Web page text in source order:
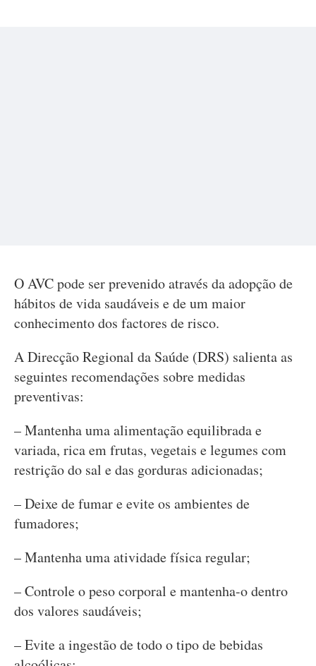
O AVC pode ser prevenido através da adopção de
hábitos de vida saudáveis e de um maior
conhecimento dos factores de risco.
A Direcção Regional da Saúde (DRS) salienta as
seguintes recomendações sobre medidas
preventivas:
– Mantenha uma alimentação equilibrada e
variada, rica em frutas, vegetais e legumes com
restrição do sal e das gorduras adicionadas;
– Deixe de fumar e evite os ambientes de
fumadores;
– Mantenha uma atividade física regular;
– Controle o peso corporal e mantenha-o dentro
dos valores saudáveis;
– Evite a ingestão de todo o tipo de bebidas